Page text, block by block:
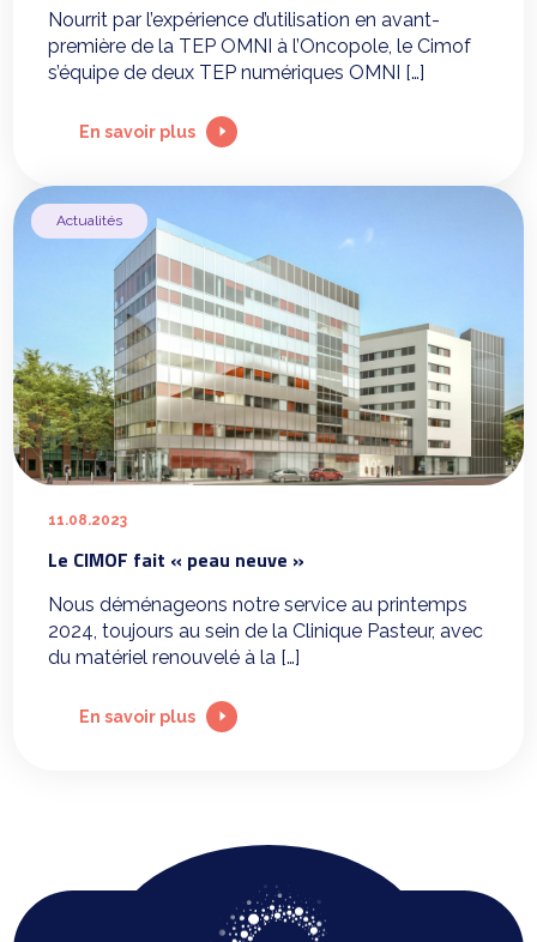
Nourrit par l’expérience d’utilisation en avant-
première de la TEP OMNI à l’Oncopole, le Cimof
s’équipe de deux TEP numériques OMNI […]
En savoir plus
Actualités
11.08.2023
Le CIMOF fait « peau neuve »
Nous déménageons notre service au printemps
2024, toujours au sein de la Clinique Pasteur, avec
du matériel renouvelé à la […]
En savoir plus